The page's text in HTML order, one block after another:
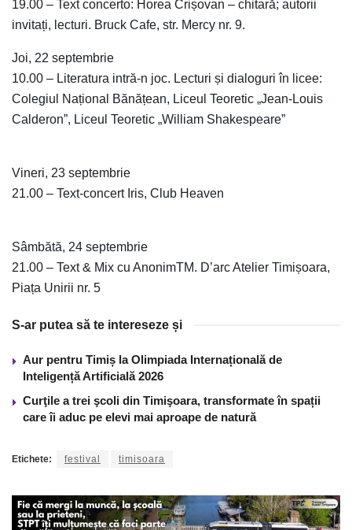
19.00 – Text concerto: Horea Crișovan – chitară; autorii
invitați, lecturi. Bruck Cafe, str. Mercy nr. 9.
Joi, 22 septembrie
10.00 – Literatura intră-n joc. Lecturi și dialoguri în licee:
Colegiul Național Bănățean, Liceul Teoretic „Jean-Louis
Calderon”, Liceul Teoretic „William Shakespeare”
Vineri, 23 septembrie
21.00 – Text-concert Iris, Club Heaven
Sâmbătă, 24 septembrie
21.00 – Text & Mix cu AnonimTM. D’arc Atelier Timișoara,
Piața Unirii nr. 5
S-ar putea să te intereseze și
Aur pentru Timiș la Olimpiada Internațională de
Inteligență Artificială 2026
Curţile a trei şcoli din Timişoara, transformate în spații
care îi aduc pe elevi mai aproape de natură
Etichete: festival timisoara